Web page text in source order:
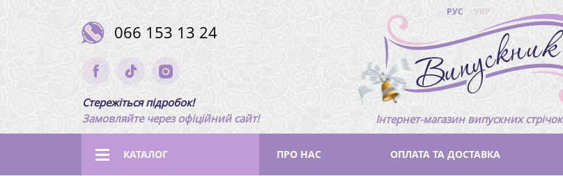
РУС УКР
066 153 13 24
Стережіться підробок!
Замовляйте через офіційний сайт!
Інтернет-магазин випускних стрічок
КАТАЛОГ ПРО НАС ОПЛАТА ТА ДОСТАВКА